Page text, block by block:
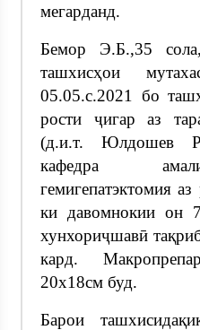
мегарданд.
Бемор Э.Б.,35
ташхисҳои
05.05.с.2021 бо
рости ҷигар аз
(д.и.т. Юлдошев
кафедра
гемигепатэктомия
ки давомнокии он
хунхориҷшавӣ
кард.
20х18см буд.
Барои